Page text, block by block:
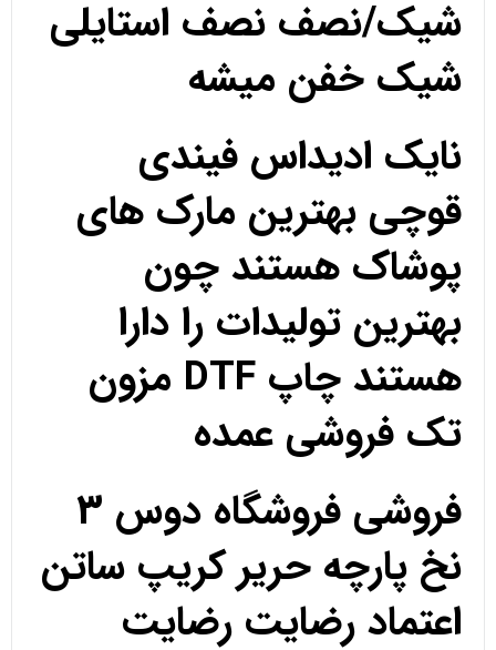
شیک/نصف نصف استایلی
شیک خفن میشه
نایک ادیداس فیندی
قوچی بهترین مارک های
پوشاک هستند چون
بهترین تولیدات را دارا
هستند چاپ DTF مزون
تک فروشی عمده
فروشی فروشگاه دوس 3
نخ پارچه حریر کریپ ساتن
اعتماد رضایت رضایت